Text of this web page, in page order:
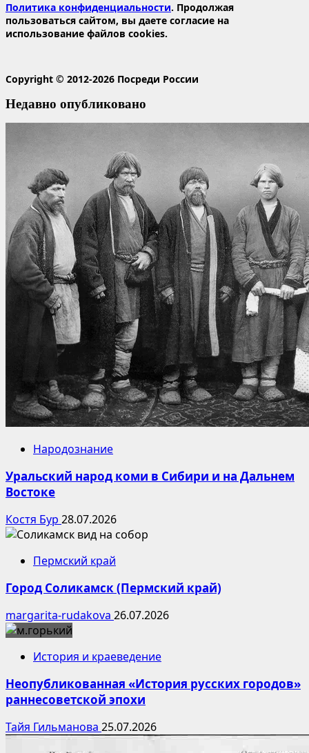
Политика конфиденциальности. Продолжая
пользоваться сайтом, вы даете согласие на
использование файлов cookies.
Copyright © 2012-2026 Посреди России
Недавно опубликовано
Народознание
Уральский народ коми в Сибири и на Дальнем
Востоке
Костя Бур 28.07.2026
Пермский край
Город Соликамск (Пермский край)
margarita-rudakova 26.07.2026
История и краеведение
Неопубликованная «История русских городов»
раннесоветской эпохи
Тайя Гильманова 25.07.2026